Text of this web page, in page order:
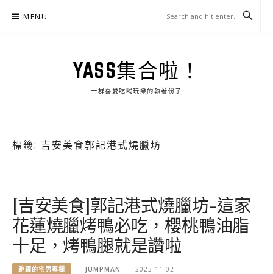
MENU
YASS集合啦！
一群喜愛吃喝玩樂的執著份子
標籤: 吉安美食郭記港式燒臘坊
[吉安美食]郭記港式燒臘坊-這家
花蓮燒臘烤鴨必吃，櫻桃鴨油脂
十足，烤鴨腿就是讚啦
跳躍的宅男專欄 JUMPMAN 2023-11-02